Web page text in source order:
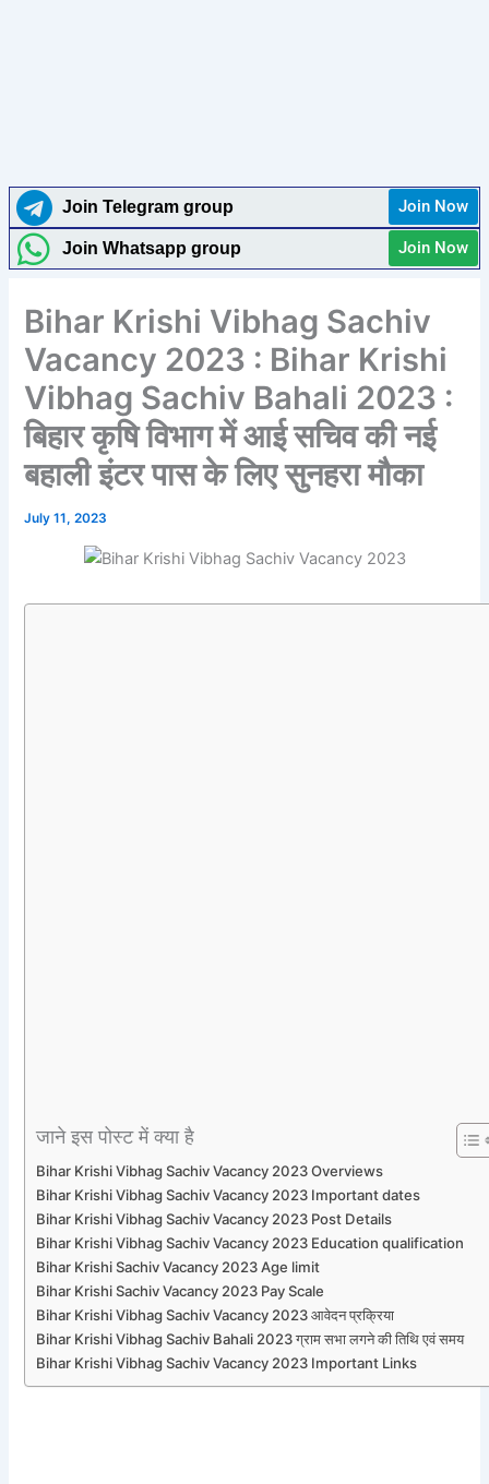
Join Telegram group Join Now
Join Whatsapp group Join Now
Bihar Krishi Vibhag Sachiv
Vacancy 2023 : Bihar Krishi
Vibhag Sachiv Bahali 2023 :
बिहार कृषि विभाग में आई सचिव की नई
बहाली इंटर पास के लिए सुनहरा मौका
July 11, 2023
जाने इस पोस्ट में क्या है
Bihar Krishi Vibhag Sachiv Vacancy 2023 Overviews
Bihar Krishi Vibhag Sachiv Vacancy 2023 Important dates
Bihar Krishi Vibhag Sachiv Vacancy 2023 Post Details
Bihar Krishi Vibhag Sachiv Vacancy 2023 Education qualification
Bihar Krishi Sachiv Vacancy 2023 Age limit
Bihar Krishi Sachiv Vacancy 2023 Pay Scale
Bihar Krishi Vibhag Sachiv Vacancy 2023 आवेदन प्रक्रिया
Bihar Krishi Vibhag Sachiv Bahali 2023 ग्राम सभा लगने की तिथि एवं समय
Bihar Krishi Vibhag Sachiv Vacancy 2023 Important Links